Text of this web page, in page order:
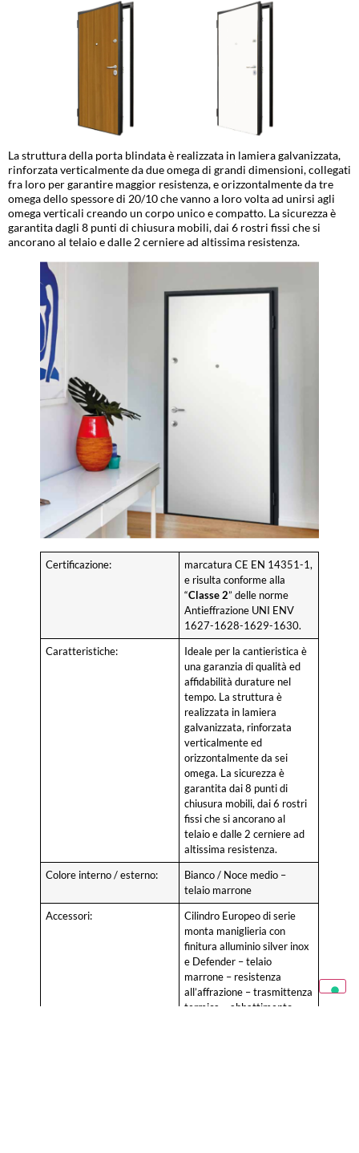
La struttura della porta blindata è realizzata in lamiera galvanizzata,
rinforzata verticalmente da due omega di grandi dimensioni, collegati
fra loro per garantire maggior resistenza, e orizzontalmente da tre
omega dello spessore di 20/10 che vanno a loro volta ad unirsi agli
omega verticali creando un corpo unico e compatto. La sicurezza è
garantita dagli 8 punti di chiusura mobili, dai 6 rostri fissi che si
ancorano al telaio e dalle 2 cerniere ad altissima resistenza.
Certificazione:
marcatura CE EN 14351-1,
e risulta conforme alla
“Classe 2” delle norme
Antieffrazione UNI ENV
1627-1628-1629-1630.
Caratteristiche:
Ideale per la cantieristica è
una garanzia di qualità ed
affidabilità durature nel
tempo. La struttura è
realizzata in lamiera
galvanizzata, rinforzata
verticalmente ed
orizzontalmente da sei
omega. La sicurezza è
garantita dai 8 punti di
chiusura mobili, dai 6 rostri
fissi che si ancorano al
telaio e dalle 2 cerniere ad
altissima resistenza.
Colore interno / esterno:
Bianco / Noce medio –
telaio marrone
Accessori:
Cilindro Europeo di serie
monta maniglieria con
finitura alluminio silver inox
e Defender – telaio
marrone – resistenza
all’affrazione – trasmittenza
termica – abbattimento